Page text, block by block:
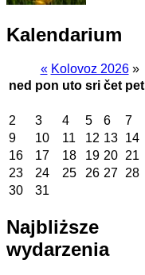
Kalendarium
« Kolovoz 2026 »
ned pon uto sri čet pet
2
3 4 5 6 7
9
10 11 12 13 14
16
17 18 19 20 21
23
24 25 26 27 28
30
31
Najbliższe
wydarzenia